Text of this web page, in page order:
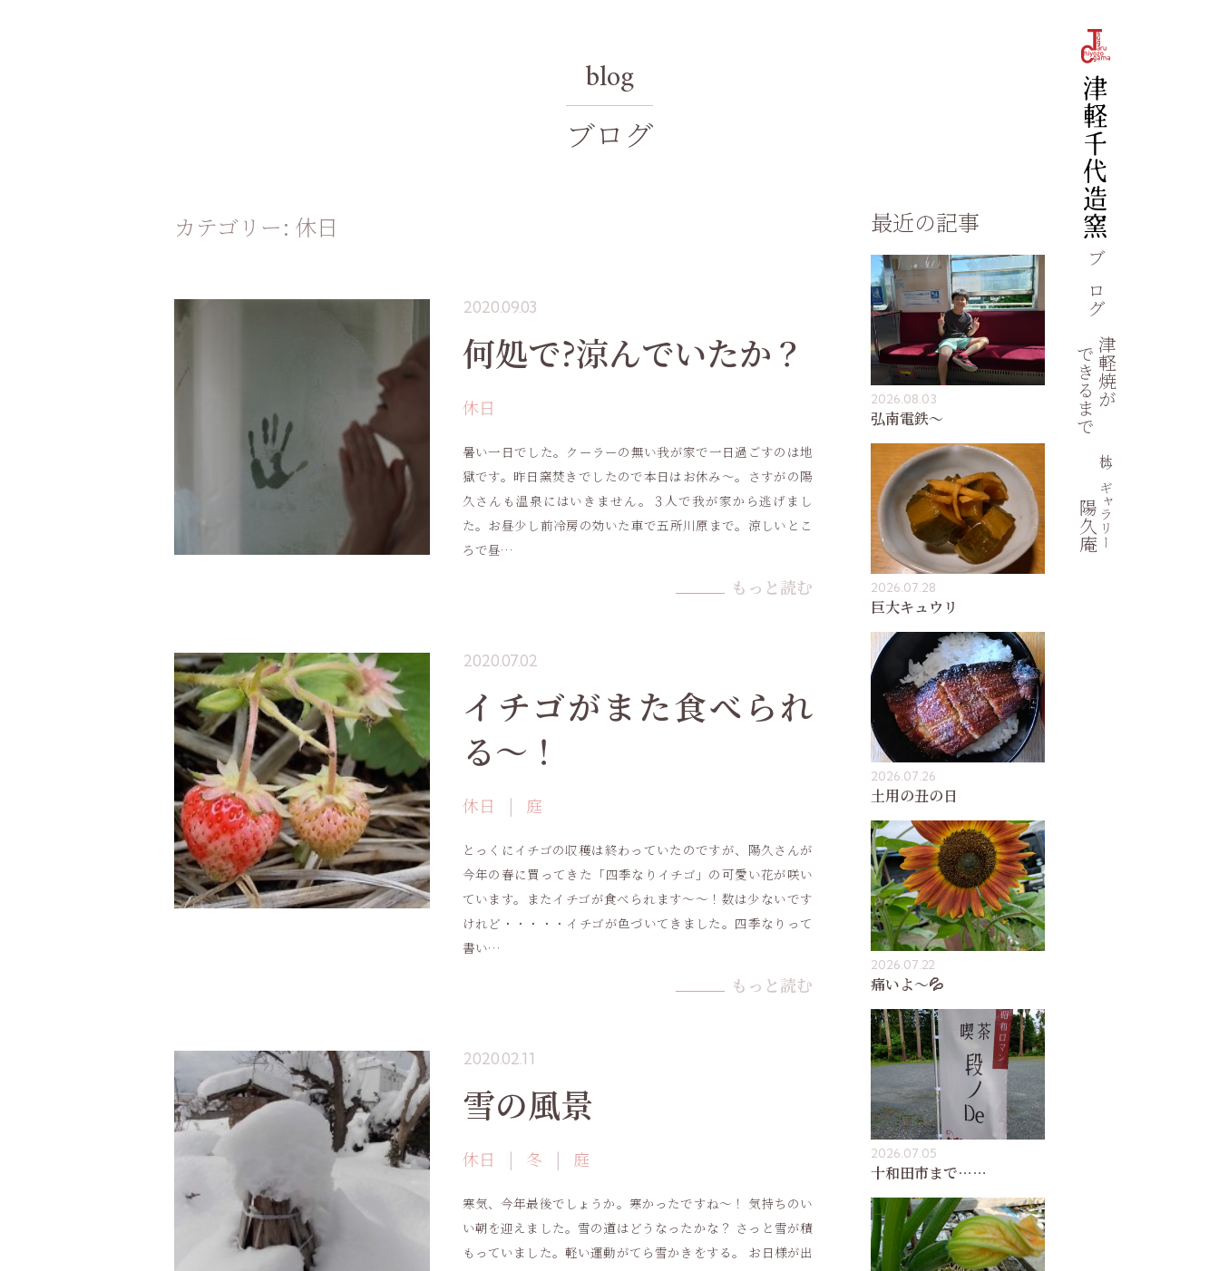
ブログ
津軽焼が
できるまで
杜のギャラリー
陽久庵
blog
ブログ
カテゴリー: 休日
2020.09.03
何処で?涼んでいたか？
休日
暑い一日でした。クーラーの無い我が家で一日過ごすのは地
獄です。昨日窯焚きでしたので本日はお休み〜。さすがの陽
久さんも温泉にはいきません。３人で我が家から逃げまし
た。お昼少し前冷房の効いた車で五所川原まで。涼しいとこ
ろで昼…
もっと読む
2020.07.02
イチゴがまた食べられ
る〜！
休日 庭
とっくにイチゴの収穫は終わっていたのですが、陽久さんが
今年の春に買ってきた「四季なりイチゴ」の可愛い花が咲い
ています。またイチゴが食べられます〜〜！数は少ないです
けれど・・・・・イチゴが色づいてきました。四季なりって
書い…
もっと読む
2020.02.11
雪の風景
休日 冬 庭
寒気、今年最後でしょうか。寒かったですね〜！ 気持ちのい
い朝を迎えました。雪の道はどうなったかな？ さっと雪が積
もっていました。軽い運動がてら雪かきをする。 お日様が出
最近の記事
2026.08.03
弘南電鉄〜
2026.07.28
巨大キュウリ
2026.07.26
土用の丑の日
2026.07.22
痛いよ〜💦
2026.07.05
十和田市まで……